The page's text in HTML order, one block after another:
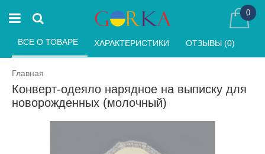
0
Главная
Конверт-одеяло нарядное на выписку для
новорожденных (молочный)
ВСЕ О ТОВАРЕ ХАРАКТЕРИСТИКИ ОТЗЫВЫ (0)